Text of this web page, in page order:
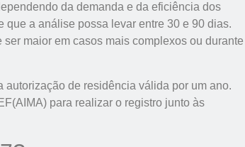
da demanda e da eficiência dos
a análise possa levar entre 30 e 90 dias.
maior em casos mais complexos ou durante
de residência válida por um ano.
para realizar o registro junto às